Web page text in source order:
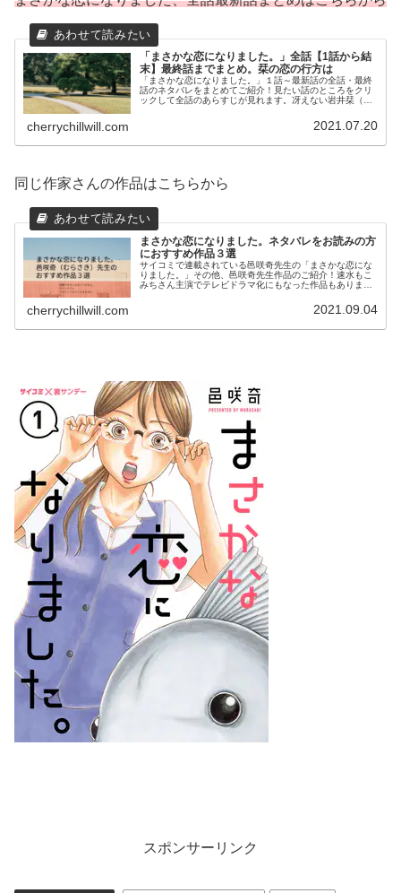
「まさかな恋になりました。」全話【1話から結
末】最終話までまとめ。栞の恋の行方は
「まさかな恋になりました。」１話～最新話の全話・最終
話のネタバレをまとめてご紹介！見たい話のところをクリ
ックして全話のあらすじが見れます。冴えない岩井栞（３
てしまう。が時々イケメンに！？これまでの冴えない日常
が激変する！ラブコメの鬼才邑咲奇先生の人気作品です！
cherrychillwill.com 2021.07.20
同じ作家さんの作品はこちらから
まさかな恋になりました。ネタバレをお読みの方
におすすめ作品３選
サイコミで連載されている邑咲奇先生の「まさかな恋にな
りました。」その他、邑咲奇先生作品のご紹介！速水もこ
みちさん主演でテレビドラマ化にもなった作品もあります
cherrychillwill.com 2021.09.04
スポンサーリンク